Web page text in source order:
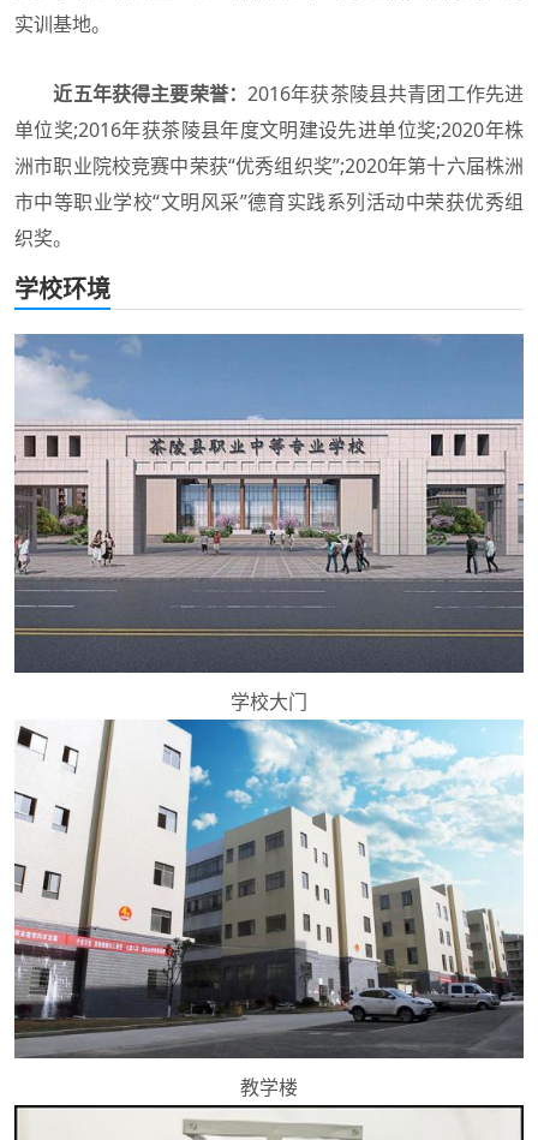
实训基地。
近五年获得主要荣誉：2016年获茶陵县共青团工作先进
单位奖;2016年获茶陵县年度文明建设先进单位奖;2020年株
洲市职业院校竞赛中荣获“优秀组织奖”;2020年第十六届株洲
市中等职业学校“文明风采”德育实践系列活动中荣获优秀组
织奖。
学校环境
学校大门
教学楼